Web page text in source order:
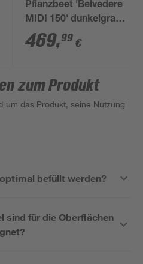
Pflanzbeet 'Belvedere
MIDI 150' dunkelgrau-
metallic 152 x 53 x 61
cm
469,99 €
zum Produkt
um das Produkt, seine Nutzung
befüllt werden?
sind für die Oberflächen